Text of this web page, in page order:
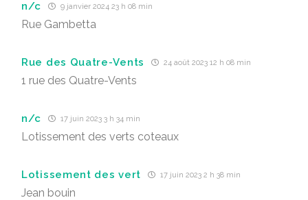
n/c 9 janvier 2024 23 h 08 min
Rue Gambetta
Rue des Quatre-Vents 24 août 2023 12 h 08 min
1 rue des Quatre-Vents
n/c 17 juin 2023 3 h 34 min
Lotissement des verts coteaux
Lotissement des vert 17 juin 2023 2 h 38 min
Jean bouin